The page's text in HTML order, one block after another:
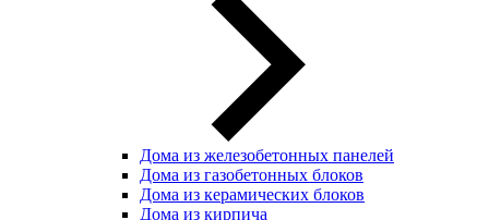
Дома из железобетонных панелей
Дома из газобетонных блоков
Дома из керамических блоков
Дома из кирпича